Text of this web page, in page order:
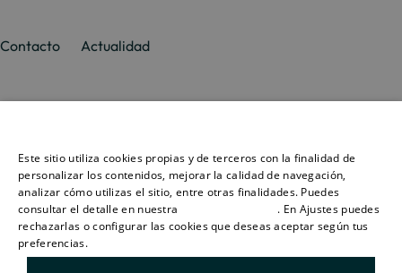
Contacto Actualidad
Madrid
Barcelona
Alicante
Sobre
nosotros
Destino
Culmia
Sala
prensa
negocio
Vivienda
Vivienda
Vivienda
Tendencias
Sostenibilidad
Innovación
SPANISH
ENGLISH
Este sitio utiliza cookies propias y de terceros con la finalidad de
personalizar los contenidos, mejorar la calidad de navegación,
analizar cómo utilizas el sitio, entre otras finalidades. Puedes
consultar el detalle en nuestra
. En Ajustes puedes
rechazarlas o configurar las cookies que deseas aceptar según tus
preferencias.